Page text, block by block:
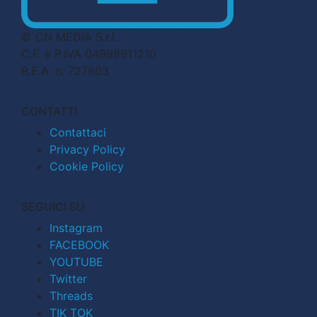
© CN MEDIA S.r.l.
C.F. e P.IVA 04998911210
R.E.A. n. 727803
CONTATTI
Contattaci
Privacy Policy
Cookie Policy
SEGUICI SU
Instagram
FACEBOOK
YOUTUBE
Twitter
Threads
TIK TOK